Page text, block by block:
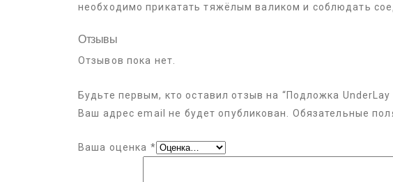
необходимо прикатать тяжёлым валиком и соблюдать
Отзывы
Отзывов пока нет.
Будьте первым, кто оставил отзыв на “Подложка UnderLay
Ваш адрес email не будет опубликован.
Обязательные
Ваша оценка *